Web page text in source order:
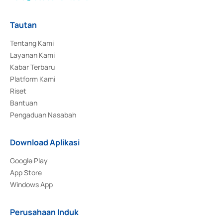
Tautan
Tentang Kami
Layanan Kami
Kabar Terbaru
Platform Kami
Riset
Bantuan
Pengaduan Nasabah
Download Aplikasi
Google Play
App Store
Windows App
Perusahaan Induk